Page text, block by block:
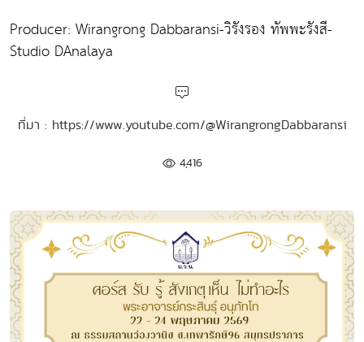
Producer: Wirangrong Dabbaransi-วิรังรอง ทัพพะรังสี-
Studio DAnalaya
ที่มา : https://www.youtube.com/@WirangrongDabbaransi
4,416